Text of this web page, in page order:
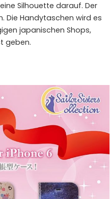
Silhouette darauf. Der
Die Handytaschen wird es
japanischen Shops,
geben.